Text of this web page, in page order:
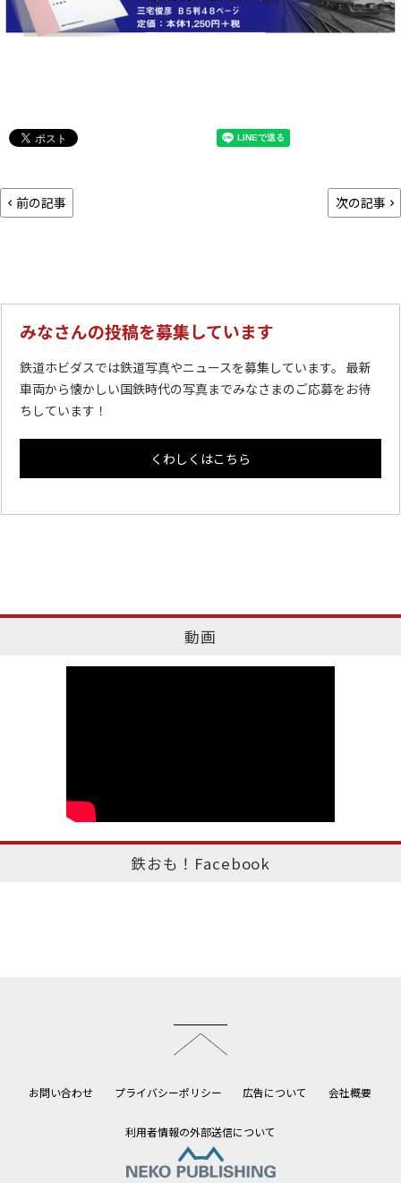
前の記事 次の記事
みなさんの投稿を募集しています
鉄道ホビダスでは鉄道写真やニュースを募集しています。 最新
車両から懐かしい国鉄時代の写真までみなさまのご応募をお待
ちしています！
くわしくはこちら
動画
鉄おも！Facebook
お問い合わせ プライバシーポリシー 広告について 会社概要
利用者情報の外部送信について